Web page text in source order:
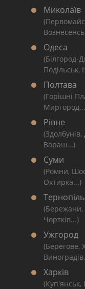
Миколаїв
Одеса
(Білгород-
Подільськ,
Полтава
(Горішні
Рівне
Вараш...)
Суми
(Ромни,
Охтирка...)
Тернопіль
(Бережани,
Чортків...)
Ужгород
(Берегове,
Харків